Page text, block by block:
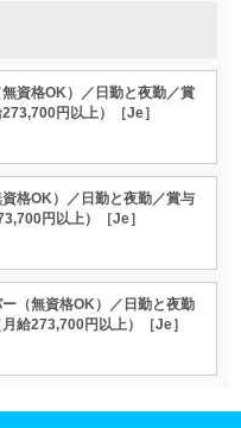
資格OK）／日勤と夜勤／賞
円以上）［Je］
格OK）／日勤と夜勤／賞与
円以上）［Je］
（無資格OK）／日勤と夜勤
給273,700円以上）［Je］